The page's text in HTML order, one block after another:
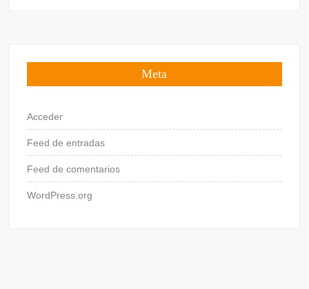
Meta
Acceder
Feed de entradas
Feed de comentarios
WordPress.org